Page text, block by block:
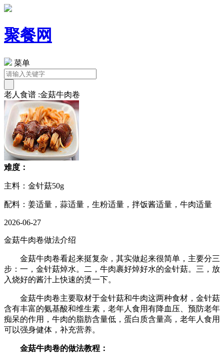
聚餐网
菜单
老人食谱 :金菇牛肉卷
难度：
主料：金针菇50g
配料：姜适量，蒜适量，生粉适量，拌饭酱适量，牛肉适量
2026-06-27
金菇牛肉卷做法介绍
金菇牛肉卷看起来挺复杂，其实做起来很简单，主要分三
步：一，金针菇焯水。二，牛肉裹好焯好水的金针菇。三，放
入烧好的酱汁上快速的烫一下。
金菇牛肉卷主要取材于金针菇和牛肉这两种食材，金针菇
含有丰富的氨基酸和维生素，老年人食用有降血压、预防老年
痴呆的作用，牛肉的脂肪含量低，蛋白质含量高，老年人食用
可以强身健体，补充营养。
金菇牛肉卷的做法教程：